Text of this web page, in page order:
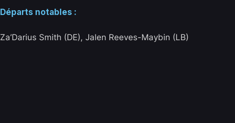
Départs notables :
Za’Darius Smith (DE), Jalen Reeves-Maybin (LB)